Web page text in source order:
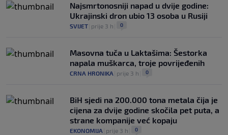
Najsmrtonosniji napad u dvije godine:
Ukrajinski dron ubio 13 osoba u Rusiji
SVIJET prije 3 h 0
Masovna tuča u Laktašima: Šestorka
napala muškarca, troje povrijeđenih
CRNA HRONIKA prije 3 h 0
BiH sjedi na 200.000 tona metala čija je
cijena za dvije godine skočila pet puta, a
strane kompanije već kopaju
EKONOMIJA prije 3 h 0